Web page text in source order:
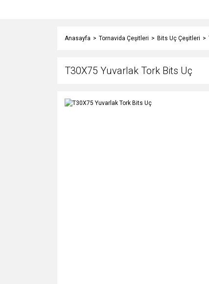
Anasayfa Tornavida Çeşitleri Bits Uç Çeşitleri
T30X75 Yuvarlak Tork Bits Uç